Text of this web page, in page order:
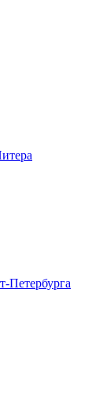
Петербурга